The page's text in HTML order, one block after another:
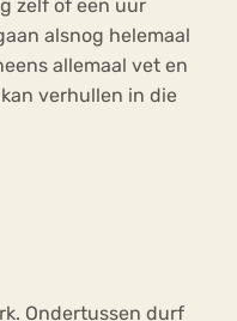
zelf of een uur
alsnog helemaal
allemaal vet en
verhullen in die
Ondertussen durf